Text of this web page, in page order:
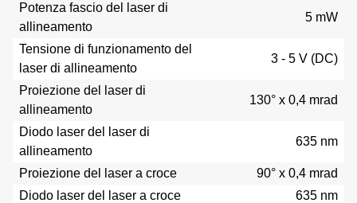
Potenza fascio del laser di
allineamento
5 mW
Tensione di funzionamento del
laser di allineamento
3 - 5 V (DC)
Proiezione del laser di
allineamento
130° x 0,4 mrad
Diodo laser del laser di
allineamento
635 nm
Proiezione del laser a croce
90° x 0,4 mrad
Diodo laser del laser a croce
635 nm